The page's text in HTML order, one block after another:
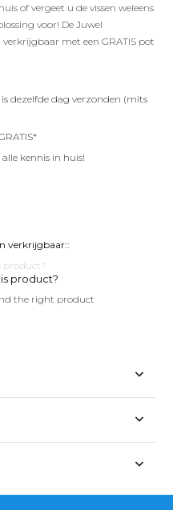
of vergeet u de vissen weleens
voor! De Juwel
met een GRATIS pot
dezelfde dag verzonden (mits
kennis in huis!
verkrijgbaar::
product?
the right product